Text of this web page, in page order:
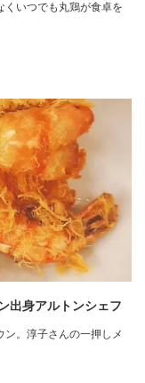
くいつでも丸鶏が食卓を
出身アルトンシェフ
。淳子さんの一押しメ